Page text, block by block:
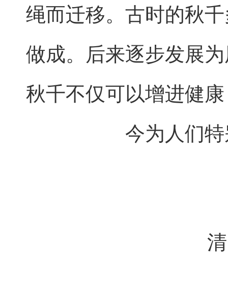
绳而迁移。古时的秋
做成。后来逐步发展
秋千不仅可以增进健
今为人们